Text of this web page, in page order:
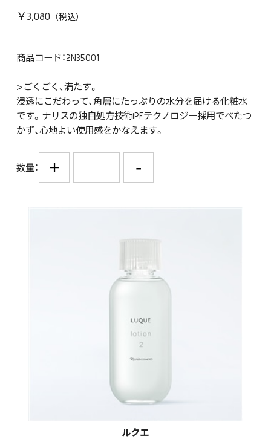
￥3,080
商品コード：2N35001
>ごくごく、満たす。
浸透にこだわって、角層にたっぷりの水分を届ける化粧水
です。ナリスの独自処方技術iPFテクノロジー採用でべたつ
かず、心地よい使用感をかなえます。
数量： + -
ルクエ